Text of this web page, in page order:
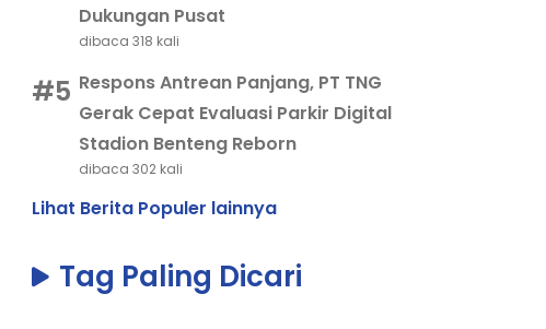
Dukungan Pusat
dibaca 318 kali
#5 Respons Antrean Panjang, PT TNG
Gerak Cepat Evaluasi Parkir Digital
Stadion Benteng Reborn
dibaca 302 kali
Lihat Berita Populer lainnya
Tag Paling Dicari